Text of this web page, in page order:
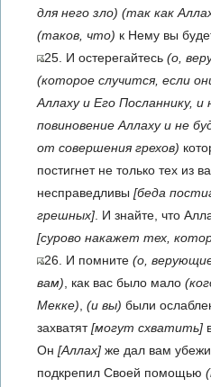
для него зло) (так как
(таков, что) к Нему вы
25. И остерегайтесь (о,
(которое случится, если
Аллаху и Его Посланнику,
повиновение Аллаху и не
от совершения грехов)
постигнет не только тех из
несправедливы [беда
грешных] . И знайте, что
[сурово накажет тех,
26. И помните (о,
вам) , как вас было мало
Мекке) (и вы) были
захватят[могут схватить]
Он [Аллах] же дал вам
подкрепил Своей помощью